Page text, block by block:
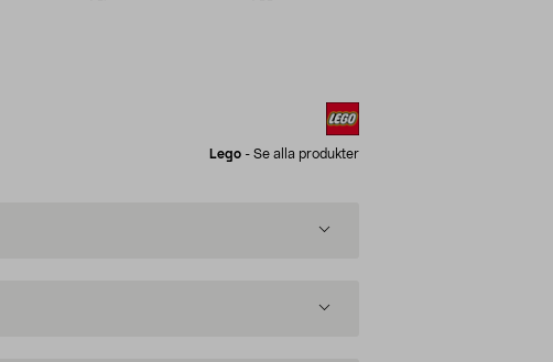
Lego - Se alla produkter